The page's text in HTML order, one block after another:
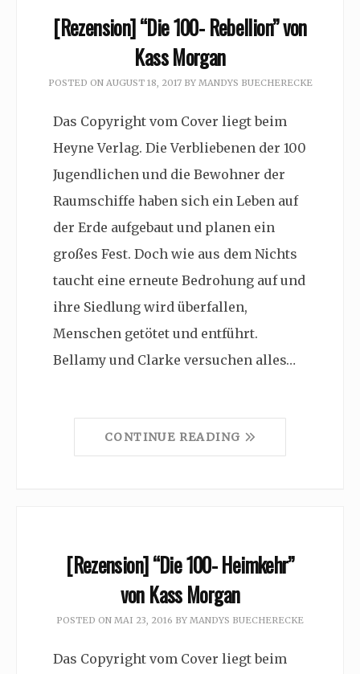
[Rezension] “Die 100- Rebellion” von
Kass Morgan
POSTED ON AUGUST 18, 2017BY MANDYS BUECHERECKE
Das Copyright vom Cover liegt beim
Heyne Verlag. Die Verbliebenen der 100
Jugendlichen und die Bewohner der
Raumschiffe haben sich ein Leben auf
der Erde aufgebaut und planen ein
großes Fest. Doch wie aus dem Nichts
taucht eine erneute Bedrohung auf und
ihre Siedlung wird überfallen,
Menschen getötet und entführt.
Bellamy und Clarke versuchen alles…
CONTINUE READING
[Rezension] “Die 100- Heimkehr”
von Kass Morgan
POSTED ON MAI 23, 2016 BY MANDYS BUECHERECKE
Das Copyright vom Cover liegt beim